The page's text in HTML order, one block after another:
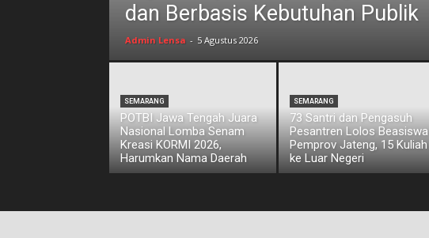
dan Berbasis Kebutuhan Publik
Admin Lensa - 5 Agustus 2026
SEMARANG
POTBI Jawa Tengah Juara
Nasional Lomba Senam
Kreasi KORMI 2026,
Harumkan Nama Daerah
SEMARANG
73 Santri dan Pengasuh
Pesantren Lolos Beasiswa
Pemprov Jateng, 15 Kuliah
ke Luar Negeri